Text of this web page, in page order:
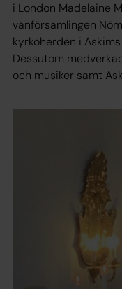
i London Madelaine
vänförsamlingen
kyrkoherden i
Dessutom
och musiker samt